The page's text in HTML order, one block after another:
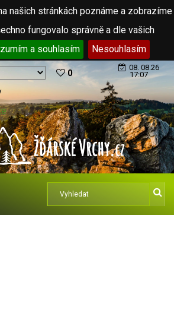
našich stránkách poznáme a zobrazíme
fungovalo správně a dle vašich
a souhlasím Nesouhlasím
0
08. 08.26
17:07